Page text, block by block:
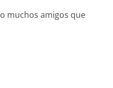
muchos amigos que